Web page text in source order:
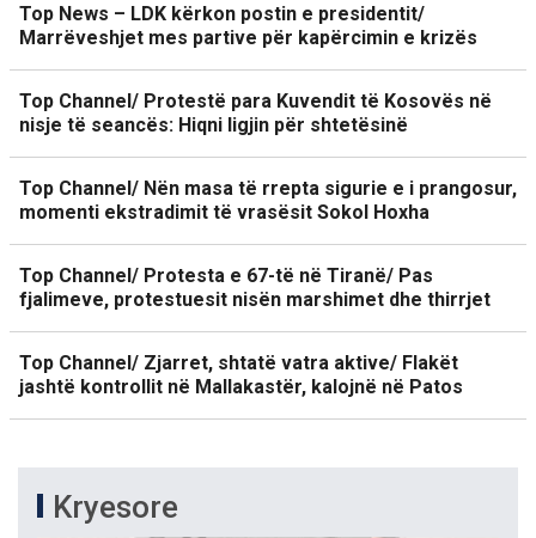
Top News – LDK kërkon postin e presidentit/
Marrëveshjet mes partive për kapërcimin e krizës
Top Channel/ Protestë para Kuvendit të Kosovës në
nisje të seancës: Hiqni ligjin për shtetësinë
Top Channel/ Nën masa të rrepta sigurie e i prangosur,
momenti ekstradimit të vrasësit Sokol Hoxha
Top Channel/ Protesta e 67-të në Tiranë/ Pas
fjalimeve, protestuesit nisën marshimet dhe thirrjet
Top Channel/ Zjarret, shtatë vatra aktive/ Flakët
jashtë kontrollit në Mallakastër, kalojnë në Patos
Kryesore